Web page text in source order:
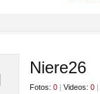
Niere26
Fotos: 0 | Videos: 0 |